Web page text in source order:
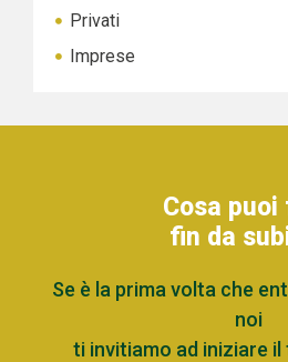
Privati
Imprese
Cosa puoi
fin da
Se è la prima volta che
noi
ti invitiamo ad iniziare